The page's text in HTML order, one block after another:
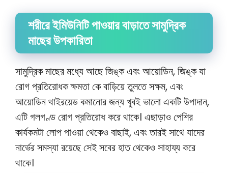
শরীরে ইমিউনিটি পাওয়ার বাড়াতে সামুদ্রিক
মাছের উপকারিতা
সামুদ্রিক মাছের মধ্যে আছে জিঙ্ক এবং আয়োডিন, জিঙ্ক যা
রোগ প্রতিরোধক ক্ষমতা কে বাড়িয়ে তুলতে সক্ষম, এবং
আয়োডিন থাইরয়েড কমানোর জন্য খুবই ভালো একটি উপাদান,
এটি গলগণ্ড রোগ প্রতিরোধ করে থাকে। এছাড়াও পেশির
কার্যকমটা লোপ পাওয়া থেকেও বাছাই, এবং তারই সাথে যাদের
নার্ভের সমস্যা রয়েছে সেই সবের হাত থেকেও সাহায্য করে
থাকে।